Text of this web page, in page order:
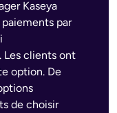
Kaseya
par
Les clients ont
option. De
de choisir